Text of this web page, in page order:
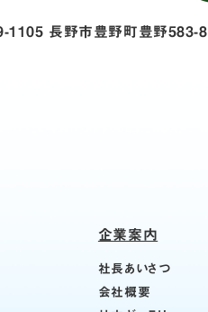
1105 長野市豊野町豊野583-8
企業案内
社長あいさつ
会社概要